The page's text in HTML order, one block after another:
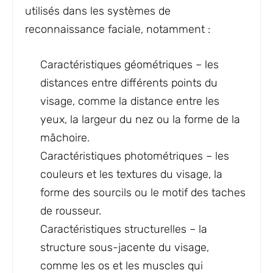
utilisés dans les systèmes de
reconnaissance faciale, notamment :
Caractéristiques géométriques – les
distances entre différents points du
visage, comme la distance entre les
yeux, la largeur du nez ou la forme de la
mâchoire.
Caractéristiques photométriques – les
couleurs et les textures du visage, la
forme des sourcils ou le motif des taches
de rousseur.
Caractéristiques structurelles – la
structure sous-jacente du visage,
comme les os et les muscles qui